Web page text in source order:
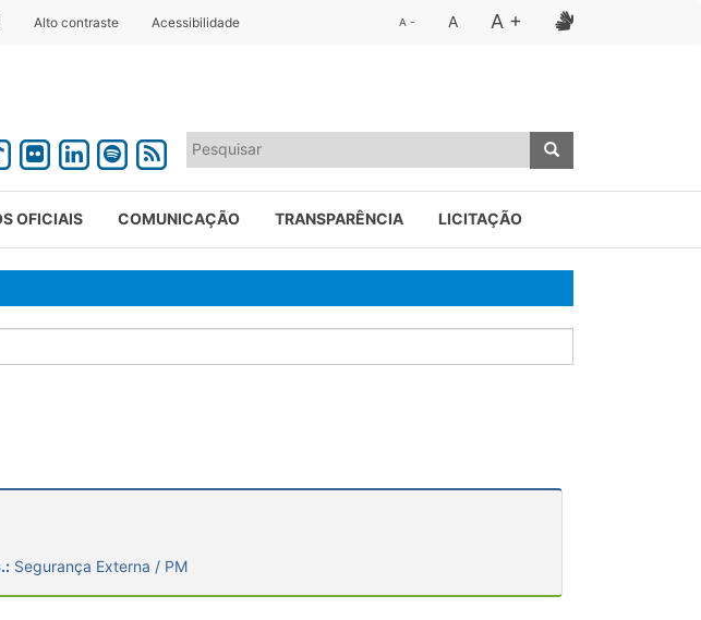
Alto contraste Acessibilidade A - A A +
OFICIAIS COMUNICAÇÃO TRANSPARÊNCIA LICITAÇÃO
Segurança Externa / PM